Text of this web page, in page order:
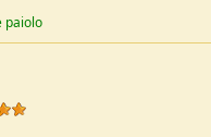
paiolo